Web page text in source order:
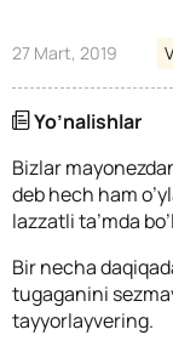
27 Mart, 2019
Yo’nalishlar
Bizlar
deb hech ham
lazzatli ta’mda
Bir necha
tugaganini
tayyorlayvering.